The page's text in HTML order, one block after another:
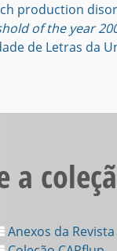
production
of the year
de Letras da
a
Anexos da Revista